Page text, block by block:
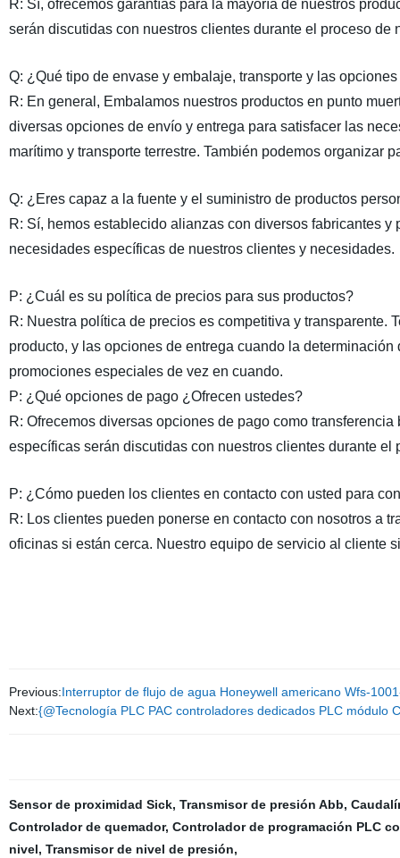
R: Sí, ofrecemos garantías para la mayoría de nuestros
serán discutidas con nuestros clientes durante el proceso de
Q: ¿Qué tipo deenvase y embalaje, transporte y las
R: En general, Embalamos nuestros productos en punto
diversas opciones de envío y entrega para satisfacer las
marítimo y transporte terrestre. También podemos organizar
Q: ¿Eres capaz a la fuente y el suministro deproductos
R: Sí, hemos establecido alianzas con diversos fabricantes y
necesidades específicas de nuestros clientes y necesidades.
P: ¿Cuál es su política de precios para sus productos?
R: Nuestra política de precios es competitiva y transparente.
producto, y las opciones de entrega cuando la
promociones especiales de vez en cuando.
P: ¿Qué opciones de pago ¿Ofrecen ustedes?
R: Ofrecemos diversas opciones de pago como transferencia
específicas serán discutidas con nuestros clientes durante el
P: ¿Cómo pueden los clientes en contacto con usted para
R: Los clientes pueden ponerse en contacto con nosotros a
oficinas si están cerca. Nuestro equipo de servicio al cliente
Previous:Interruptor de flujo de agua Honeywell americano Wfs-
Next:{@Tecnología PLC PAC controladores dedicados PLC módulo
Sensor de proximidad Sick, Transmisor de presión Abb,
Controlador de quemador, Controlador de programación PLC
nivel, Transmisor de nivel de presión,